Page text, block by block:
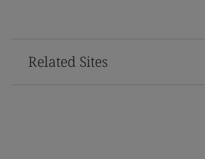
Related Sites